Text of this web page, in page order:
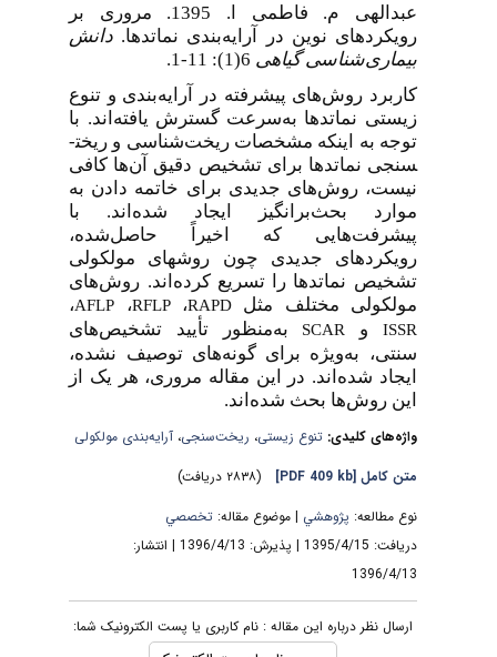
عبدالهی م. فاطمی ا. 1395. مروری بر
رویکردهای نوین در آرایه‌بندی نماتدها.دانش
بیماری‌شناسی گیاهی6(1): 11-1.
کاربرد روش‌های پیشرفته در آرایه‌بندی و تنوع
زیستی نماتدها به‌سرعت گسترش یافته‌اند. با
توجه به اینکه مشخصات ریخت‌شناسی و ریخت­
سنجی نماتدها برای تشخیص دقیق آن‌ها کافی
نیست، روش‌های جدیدی برای خاتمه دادن به
موارد بحث‌برانگیز ایجاد شده‌اند. با
پیشرفت‌هایی که اخیراً حاصل‌شده،
رویکردهای جدیدی چون روش­های مولکولی
تشخیص نماتدها را تسریع کرده‌اند. روش‌های
مولکولی مختلف مثل
RAPD، RFLP، AFLP،
ISSRو SCAR
به‌منظور تأیید تشخیص‌های
سنتی، به‌ویژه برای گونه‌های توصیف نشده،
ایجاد شده‌اند. در این مقاله مروری، هر یک از
این روش‌ها بحث شده‌اند.
واژه‌های کلیدی:تنوع زیستی،ریخت‌سنجی،آرایه‌بندی مولکولی
متن کامل[PDF 409 kb]
نوع مطالعه:پژوهشي| موضوع مقاله:تخصصي
دریافت: 1395/4/15 | پذیرش: 1396/4/13 | انتشار:
1396/4/13
ارسال نظر درباره این مقاله : نام کاربری یا پست الکترونیک شما: